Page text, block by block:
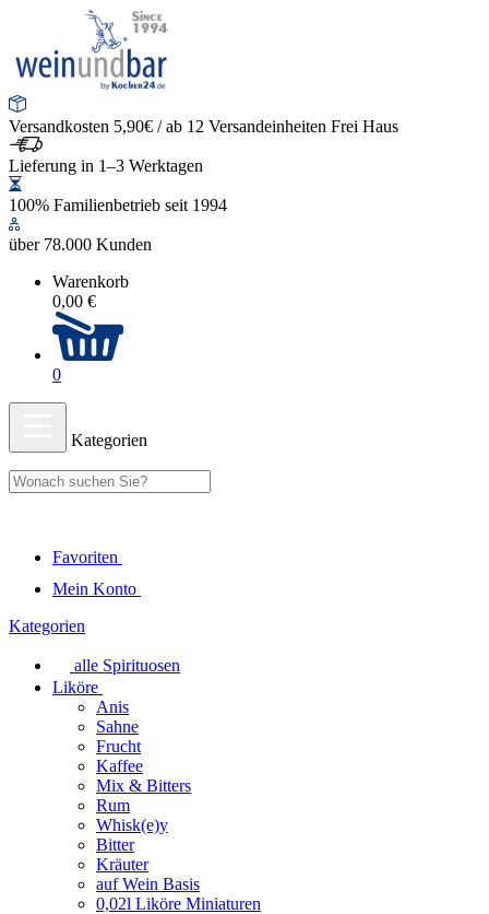
Versandkosten 5,90€ / ab 12 Versandeinheiten Frei Haus
Lieferung in 1–3 Werktagen
100% Familienbetrieb seit 1994
über 78.000 Kunden
Warenkorb
0,00 €
0
Kategorien
Favoriten
Mein Konto
Kategorien
alle Spirituosen
Liköre
Anis
Sahne
Frucht
Kaffee
Mix & Bitters
Rum
Whisk(e)y
Bitter
Kräuter
auf Wein Basis
0,02l Liköre Miniaturen